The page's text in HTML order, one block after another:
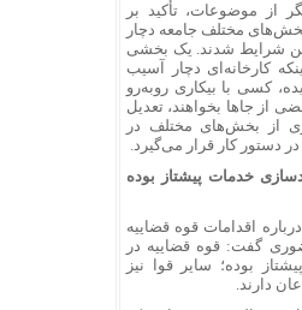
از موضوعات، تأکید بر
مختلف جامعه دچار
شرایط شدند. یک بخشی
کارخانه‌ای دچار آسیب
کسی با بیکاری رو‌به‌رو
از جا‌ها بخواهند، تعدیل
از بخش‌های مختلف در
کار قرار می‌گیرد.
خدمات پیشتاز بوده
اقدامات قوه قضاییه
گفت: قوه قضاییه در
بوده؛ سایر قوا نیز
دارند.